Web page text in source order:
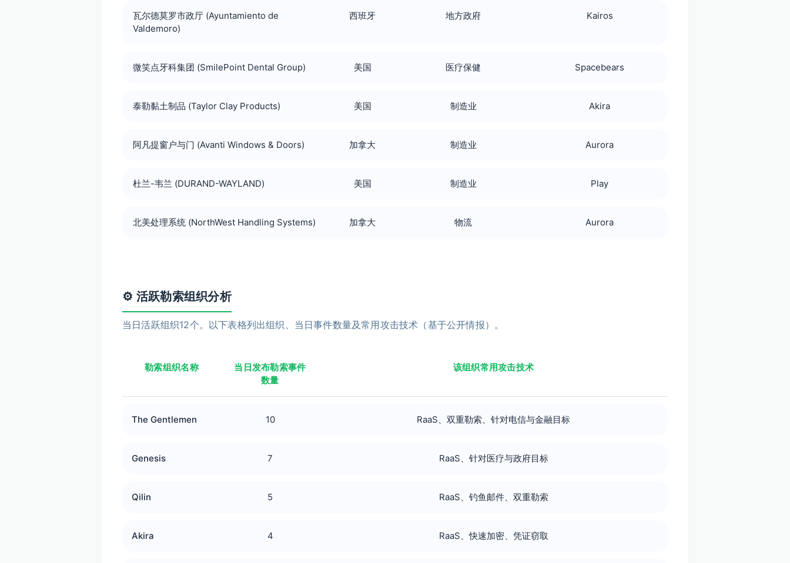
瓦尔德莫罗市政厅 (Ayuntamiento de
Valdemoro)
西班牙 地方政府 Kairos
微笑点牙科集团 (SmilePoint Dental Group) 美国 医疗保健 Spacebears
泰勒黏土制品 (Taylor Clay Products) 美国 制造业 Akira
阿凡提窗户与门 (Avanti Windows & Doors) 加拿大 制造业 Aurora
杜兰-韦兰 (DURAND-WAYLAND) 美国 制造业 Play
北美处理系统 (NorthWest Handling Systems) 加拿大 物流 Aurora
⚙️ 活跃勒索组织分析
当日活跃组织12个。以下表格列出组织、当日事件数量及常用攻击技术（基于公开情报）。
勒索组织名称
当日发布勒索事件
数量
该组织常用攻击技术
The Gentlemen 10 RaaS、双重勒索、针对电信与金融目标
Genesis 7 RaaS、针对医疗与政府目标
Qilin 5 RaaS、钓鱼邮件、双重勒索
Akira 4 RaaS、快速加密、凭证窃取